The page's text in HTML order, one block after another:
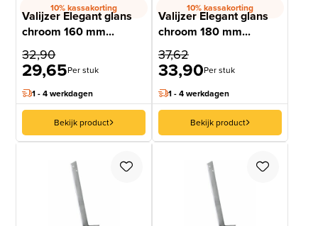
10% kassakorting
Valijzer Elegant glans
chroom 160 mm...
32,90
29,65Per stuk
1 - 4 werkdagen
Bekijk product
10% kassakorting
Valijzer Elegant glans
chroom 180 mm...
37,62
33,90Per stuk
1 - 4 werkdagen
Bekijk product